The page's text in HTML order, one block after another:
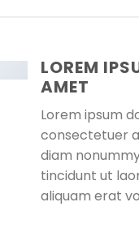
LOREM
AMET
Lorem ipsum
consectetuer
diam
tincidunt ut
aliquam erat